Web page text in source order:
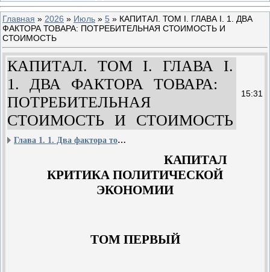
Главная » 2026 » Июль » 5 » КАПИТАЛ. ТОМ I. ГЛАВА I. 1. ДВА
ФАКТОРА ТОВАРА: ПОТРЕБИТЕЛЬНАЯ СТОИМОСТЬ И
СТОИМОСТЬ
КАПИТАЛ. ТОМ I. ГЛАВА I.
1. ДВА ФАКТОРА ТОВАРА:
ПОТРЕБИТЕЛЬНАЯ
СТОИМОСТЬ И СТОИМОСТЬ
15:31
Глава 1. 1. Два фактора товара: потребительная стоимость и стоимость
КАПИТАЛ
КРИТИКА ПОЛИТИЧЕСКОЙ
ЭКОНОМИИ
ТОМ ПЕРВЫЙ